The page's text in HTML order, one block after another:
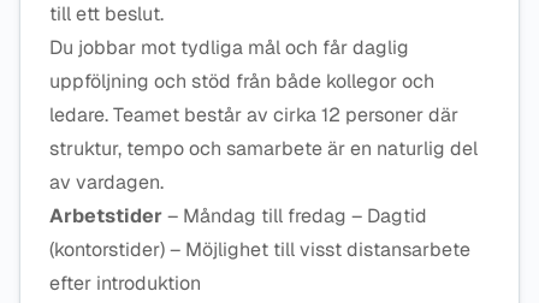
till ett beslut.
Du jobbar mot tydliga mål och får daglig
uppföljning och stöd från både kollegor och
ledare. Teamet består av cirka 12 personer där
struktur, tempo och samarbete är en naturlig del
av vardagen.
Arbetstider– Måndag till fredag – Dagtid
(kontorstider) – Möjlighet till visst distansarbete
efter introduktion